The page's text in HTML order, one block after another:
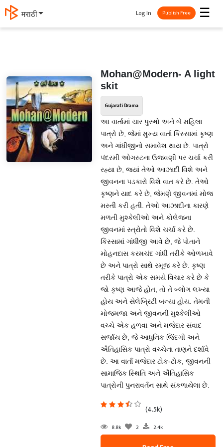
मराठी ☰
Log In Publish Free
Mohan@Modern- A light
skit
Gujarati Drama
આ વાર્તામાં ચાર પુરુષો અને બે મહિલા
પાત્રો છે, જેમાં મુખ્ય વાર્તા કિસ્સામાં કૃષ્ણ
અને ગાંધીજીનો સમાવેશ થાય છે. પાત્રો
પંદરમી ઓગસ્ટના ઉજવણી પર ચર્ચા કરી
રહ્યા છે, જ્યાં તેઓ આઝાદી વિશે અને
જીવનના પડકારો વિશે વાત કરે છે. તેઓ
કૃષ્ણને યાદ કરે છે, જેમણે જીવનમાં મોજ
મસ્તી કરી હતી. તેઓ આઝાદીના કારણે
મળતી મુશ્કેલીઓ અને કોલેજના
જીવનમાં સ્ત્રોતો વિશે ચર્ચા કરે છે.
કિસ્સામાં ગાંધીજી આવે છે, જે પોતાને
મોહનદાસ કરમચંદ ગાંધી તરીકે ઓળખાવે
છે અને પાત્રો સાથે રમૂજ કરે છે. કૃષ્ણ
તરીકે પાત્રો એક સમયે વિચાર કરે છે કે
જો કૃષ્ણ આજે હોત, તો તે બ્લોગ લખ્યા
હોય અને સેલેબ્રિટી બન્યા હોય. તેમની
મોજમજા અને જીવનની મુશ્કેલીઓ
વચ્ચે એક હળવા અને મજેદાર સંવાદ
સર્જાય છે, જે આધુનિક જિંદગી અને
ઐતિહાસિક પાત્રો વચ્ચેના તાણને દર્શાવે
છે. આ વાર્તા મજેદાર ટોક-ટોક, જીવનની
સામાજિક સ્થિતિ અને ઐતિહાસિક
પાત્રોની પુનરાવર્તન સાથે સંકળાયેલા છે.
(4.5k)
8.8k 2 2.4k